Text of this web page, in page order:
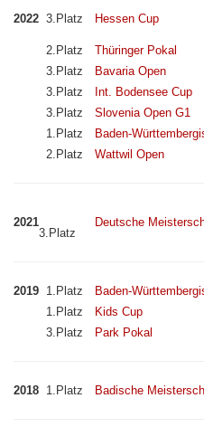
2022 3.Platz Hessen Cup
2.Platz
Thüringer Pokal
3.Platz
Bavaria Open
3.Platz
Int. Bodensee Cup
3.Platz
Slovenia Open G1
1.Platz
Baden-
2.Platz
Wattwil Open
2021
3.Platz
Deutsche
2019 1.Platz Baden-
1.Platz
Kids Cup
3.Platz
Park Pokal
2018 1.Platz Badische